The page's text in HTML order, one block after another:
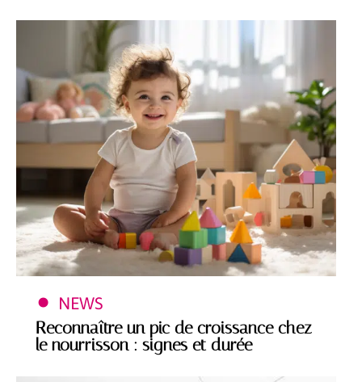
NEWS
Reconnaître un pic de croissance chez
le nourrisson : signes et durée